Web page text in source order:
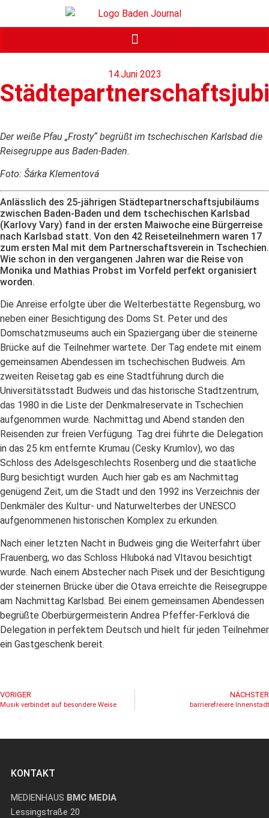
14.Juni 2023
Der weiße Pfau „Frosty“ begrüßt im tschechischen Karlsbad die
Reisegruppe aus Baden-Baden.
Foto: Šárka Klementová
Anlässlich des 25-jährigen Städtepartnerschaftsjubiläums
zwischen Baden-Baden und dem tschechischen Karlsbad
(Karlovy Vary) fand in der ersten Maiwoche eine Bürgerreise
nach Karlsbad statt. Von den 42 Reiseteilnehmern waren 17
zum ersten Mal mit dem Partnerschaftsverein in Tschechien.
Wie schon in den vergangenen Jahren war die Reise von
Monika und Mathias Probst im Vorfeld perfekt organisiert
worden.
Die Anreise erfolgte über die Welterbestätte Regensburg, wo
neben einer Besichtigung des Doms St. Peter und des
Domschatzmuseums auch ein Spaziergang über die steinerne
Brücke auf die Teilnehmer wartete. Der Tag endete mit einem
gemeinsamen Abendessen im tschechischen Budweis. Am
zweiten Reisetag gab es eine Stadtführung durch die
Universitätsstadt Budweis und das historische Stadtzentrum,
das 1980 in die Liste der Denkmalreservate in Tschechien
aufgenommen wurde. Nachmittag und Abend standen den
Reisenden zur freien Verfügung. Tag drei führte die Delegation
in das 25 km entfernte Krumau (Cesky Krumlov), wo das
Schloss des Adelsgeschlechts Rosenberg und die staatliche
Burg besichtigt wurden. Auch hier gab es am Nachmittag
genügend Zeit, um die Stadt und den 1992 ins Verzeichnis der
Denkmäler des Kultur- und Naturwelterbes der UNESCO
aufgenommenen historischen Komplex zu erkunden.
Nach einer letzten Nacht in Budweis ging die Weiterfahrt über
Frauenberg, wo das Schloss Hluboká nad Vltavou besichtigt
wurde. Nach einem Abstecher nach Pisek und der Besichtigung
der steinernen Brücke über die Otava erreichte die Reisegruppe
am Nachmittag Karlsbad. Bei einem gemeinsamen Abendessen
begrüßte Oberbürgermeisterin Andrea Pfeffer-Ferklová die
Delegation in perfektem Deutsch und hielt für jeden Teilnehmer
ein Gastgeschenk bereit.
VORIGER
Musik verbindet auf besondere Weise
NÄCHSTER
barrierefreiere Innenstadt
KONTAKT
MEDIENHAUS BMC MEDIA
Lessingstraße 20